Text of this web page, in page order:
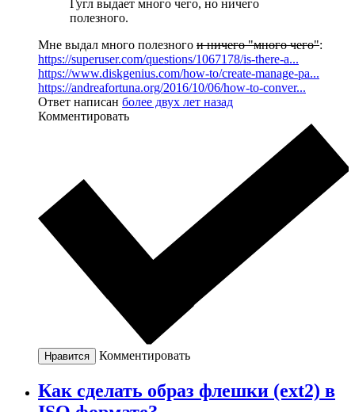
Гугл выдает много чего, но ничего
полезного.
Мне выдал много полезного и ничего "много чего":
https://superuser.com/questions/1067178/is-there-a...
https://www.diskgenius.com/how-to/create-manage-pa...
https://andreafortuna.org/2016/10/06/how-to-conver...
Ответ написан более двух лет назад
Комментировать
Нравится Комментировать
Как сделать образ флешки (ext2) в